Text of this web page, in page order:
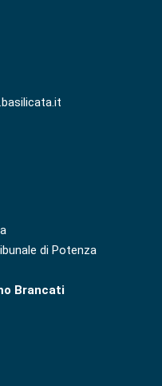
di Potenza
Brancati